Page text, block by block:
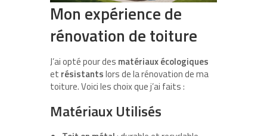
Mon expérience de
rénovation de toiture
J’ai opté pour des matériaux écologiques
et résistantslors de la rénovation de ma
toiture. Voici les choix que j’ai faits :
Matériaux Utilisés